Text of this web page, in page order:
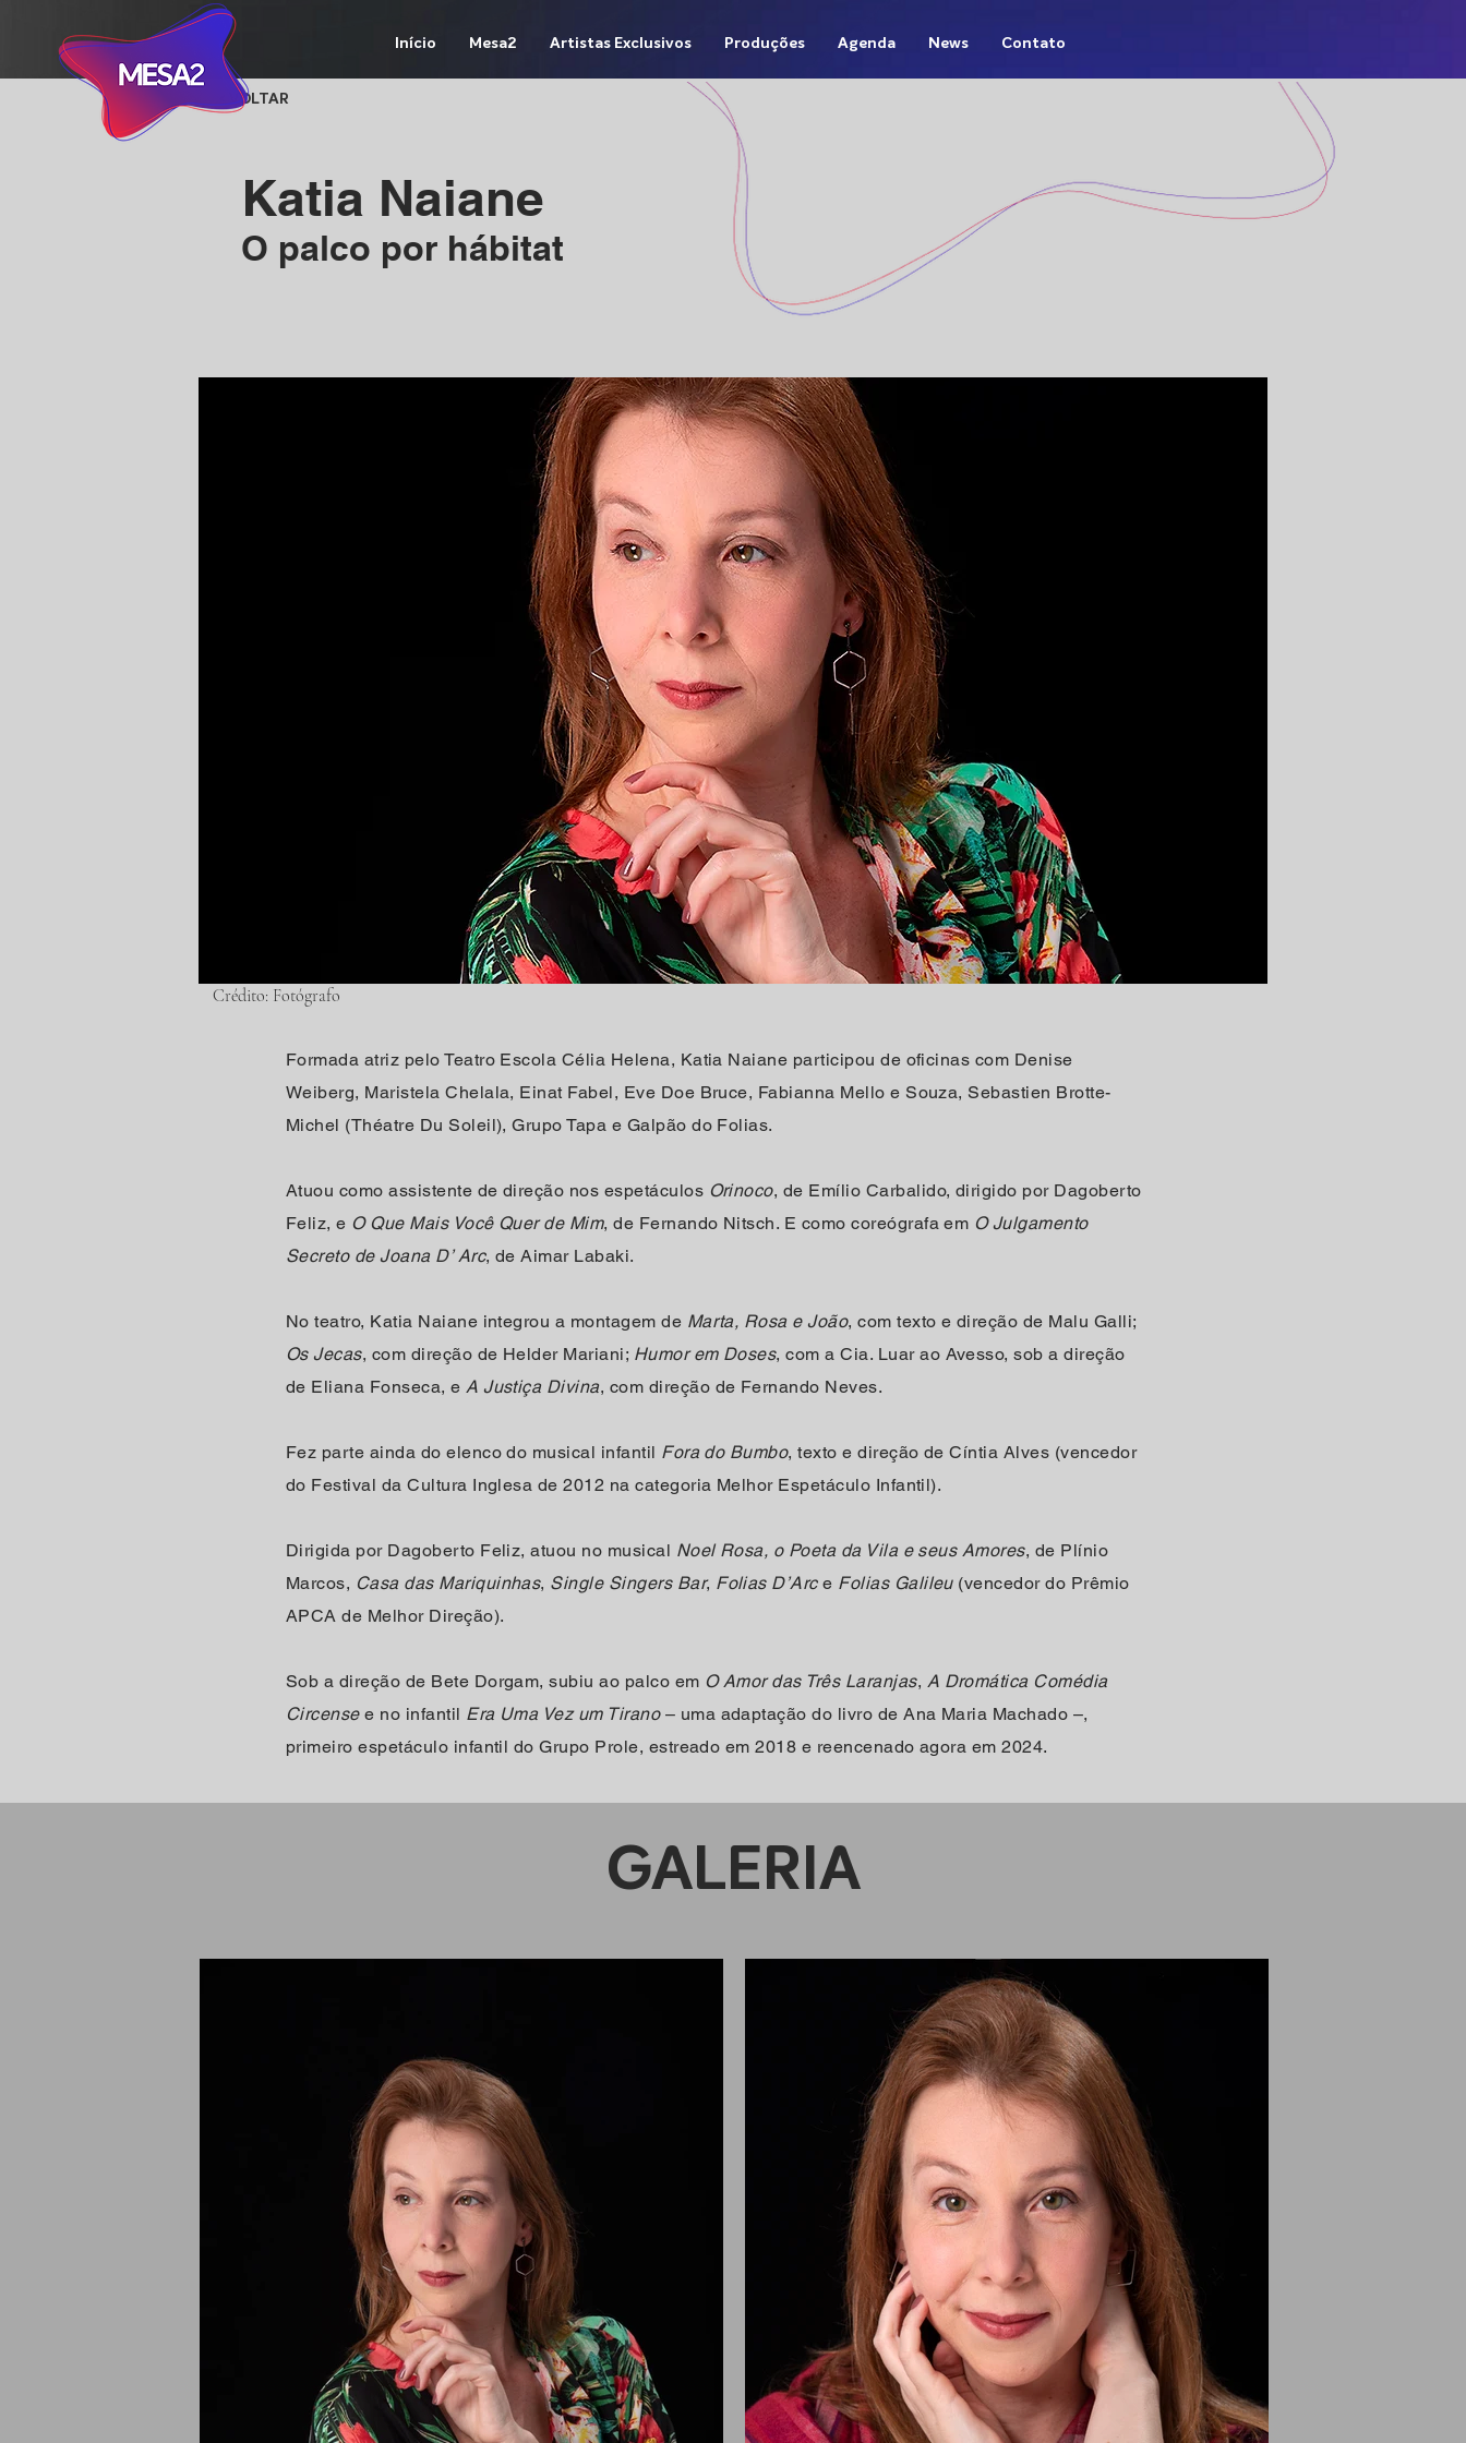
Início Mesa2 Artistas Exclusivos Produções Agenda News Contato
< VOLTAR
Katia Naiane
O palco por hábitat
Crédito: Fotógrafo
Formada atriz pelo Teatro Escola Célia Helena, Katia Naiane participou de oficinas com Denise
Weiberg, Maristela Chelala, Einat Fabel, Eve Doe Bruce, Fabianna Mello e Souza, Sebastien Brotte-
Michel (Théatre Du Soleil), Grupo Tapa e Galpão do Folias.
Atuou como assistente de direção nos espetáculos Orinoco, de Emílio Carbalido, dirigido por Dagoberto
Feliz, e O Que Mais Você Quer de Mim, de Fernando Nitsch. E como coreógrafa em O Julgamento
Secreto de Joana D’ Arc, de Aimar Labaki.
No teatro, Katia Naiane integrou a montagem de Marta, Rosa e João, com texto e direção de Malu Galli;
Os Jecas, com direção de Helder Mariani; Humor em Doses, com a Cia. Luar ao Avesso, sob a direção
de Eliana Fonseca, eA Justiça Divina, com direção de Fernando Neves.
Fez parte ainda do elenco do musical infantil Fora do Bumbo, texto e direção de Cíntia Alves (vencedor
do Festival da Cultura Inglesa de 2012 na categoria Melhor Espetáculo Infantil).
Dirigida por Dagoberto Feliz, atuou no musical Noel Rosa, o Poeta da Vila e seus Amores, de Plínio
Marcos, Casa das Mariquinhas, Single Singers Bar, Folias D’Arce Folias Galileu(vencedor do Prêmio
APCA de Melhor Direção).
Sob a direção de Bete Dorgam, subiu ao palco em O Amor das Três Laranjas, A Dromática Comédia
Circensee no infantil Era Uma Vez um Tirano– uma adaptação do livro de Ana Maria Machado –,
primeiro espetáculo infantil do Grupo Prole, estreado em 2018 e reencenado agora em 2024.
GALERIA